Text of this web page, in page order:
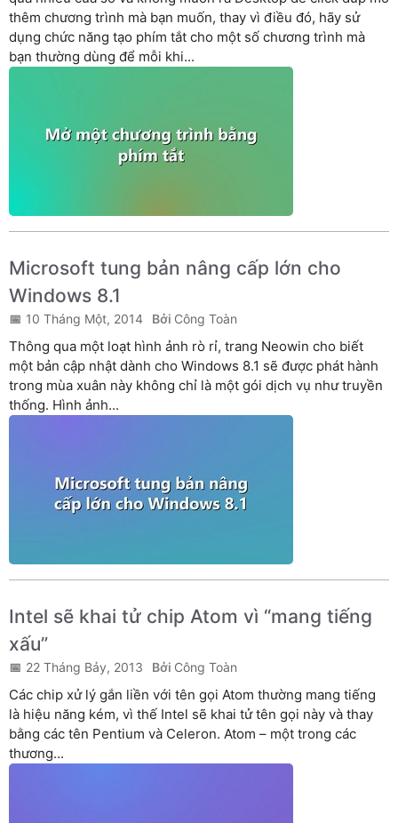
thêm chương trình mà bạn muốn, thay vì điều đó, hãy sử
dụng chức năng tạo phím tắt cho một số chương trình mà
bạn thường dùng để mỗi khi...
Microsoft tung bản nâng cấp lớn cho
Windows 8.1
10 Tháng Một, 2014 Công Toàn
Thông qua một loạt hình ảnh rò rỉ, trang Neowin cho biết
một bản cập nhật dành cho Windows 8.1 sẽ được phát hành
trong mùa xuân này không chỉ là một gói dịch vụ như truyền
thống. Hình ảnh...
Intel sẽ khai tử chip Atom vì “mang tiếng
xấu”
22 Tháng Bảy, 2013 Công Toàn
Các chip xử lý gắn liền với tên gọi Atom thường mang tiếng
là hiệu năng kém, vì thế Intel sẽ khai tử tên gọi này và thay
bằng các tên Pentium và Celeron. Atom – một trong các
thương...